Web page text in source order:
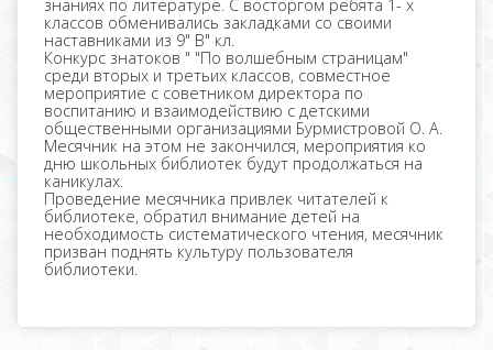
знаниях по литературе. С восторгом ребята 1- х
классов обменивались закладками со своими
наставниками из 9" В" кл.
Конкурс знатоков " "По волшебным страницам"
среди вторых и третьих классов, совместное
мероприятие с советником директора по
воспитанию и взаимодействию с детскими
общественными организациями Бурмистровой О. А.
Месячник на этом не закончился, мероприятия ко
дню школьных библиотек будут продолжаться на
каникулах.
Проведение месячника привлек читателей к
библиотеке, обратил внимание детей на
необходимость систематического чтения, месячник
призван поднять культуру пользователя
библиотеки.